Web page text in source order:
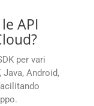
API
per vari
Java, Android,